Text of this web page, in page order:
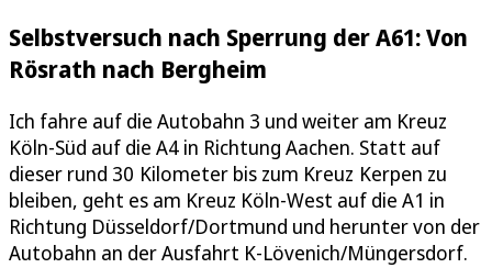
Selbstversuch nach Sperrung der A61: Von
Rösrath nach Bergheim
Ich fahre auf die Autobahn 3 und weiter am Kreuz
Köln-Süd auf die A4 in Richtung Aachen. Statt auf
dieser rund 30 Kilometer bis zum Kreuz Kerpen zu
bleiben, geht es am Kreuz Köln-West auf die A1 in
Richtung Düsseldorf/Dortmund und herunter von der
Autobahn an der Ausfahrt K-Lövenich/Müngersdorf.